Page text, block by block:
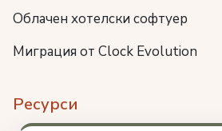
Облачен хотелски софтуер
Миграция от Clock Evolution
Ресурси